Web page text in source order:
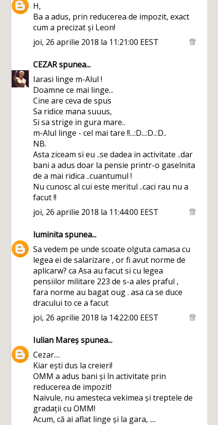
H,
Ba a adus, prin reducerea de impozit, exact
cum a precizat și Leon!
joi, 26 aprilie 2018 la 11:21:00 EEST
CEZARspunea...
Iarasi linge m-Alul !
Doamne ce mai linge...
Cine are ceva de spus
Sa ridice mana suuus,
Si sa strige in gura mare..
m-Alul linge - cel mai tare !!...:D...:D..:D..
NB.
Asta ziceam si eu ..se dadea in activitate ..dar
bani a adus doar la pensie printr-o gaselnita
de a mai ridica ..cuantumul !
Nu cunosc al cui este meritul ..caci rau nu a
facut !!
joi, 26 aprilie 2018 la 11:44:00 EEST
luminitaspunea...
Sa vedem pe unde scoate olguta camasa cu
legea ei de salarizare , or fi avut norme de
aplicarw? ca Asa au facut si cu legea
pensiilor militare 223 de s-a ales praful ,
fara norme au bagat oug . asa ca se duce
dracului to ce a facut
joi, 26 aprilie 2018 la 14:22:00 EEST
Iulian Mareșspunea...
Cezar....
Kiar ești dus la creieri!
OMM a adus bani și în activitate prin
reducerea de impozit!
Naivule, nu amesteca vekimea și treptele de
gradații cu OMM!
Acum, că ai aflat linge și la gara, ....